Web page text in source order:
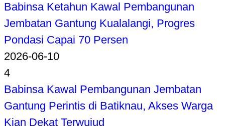
Babinsa Ketahun Kawal Pembangunan
Jembatan Gantung Kualalangi, Progres
Pondasi Capai 70 Persen
2026-06-10
4
Babinsa Kawal Pembangunan Jembatan
Gantung Perintis di Batiknau, Akses Warga
Kian Dekat Terwujud